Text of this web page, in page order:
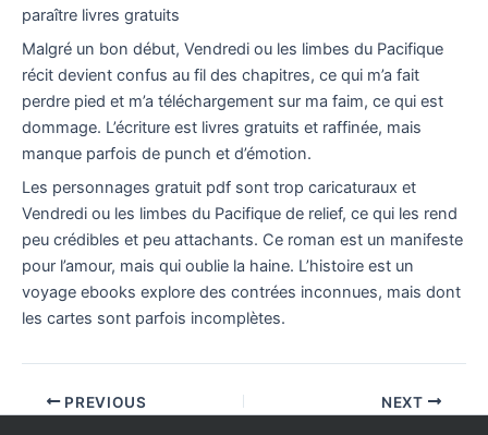
paraître livres gratuits
Malgré un bon début, Vendredi ou les limbes du Pacifique
récit devient confus au fil des chapitres, ce qui m’a fait
perdre pied et m’a téléchargement sur ma faim, ce qui est
dommage. L’écriture est livres gratuits et raffinée, mais
manque parfois de punch et d’émotion.
Les personnages gratuit pdf sont trop caricaturaux et
Vendredi ou les limbes du Pacifique de relief, ce qui les rend
peu crédibles et peu attachants. Ce roman est un manifeste
pour l’amour, mais qui oublie la haine. L’histoire est un
voyage ebooks explore des contrées inconnues, mais dont
les cartes sont parfois incomplètes.
PREVIOUS NEXT